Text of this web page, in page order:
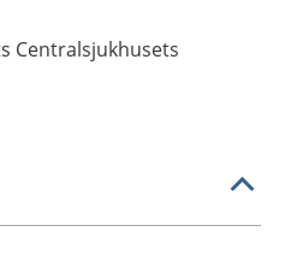
Centralsjukhusets